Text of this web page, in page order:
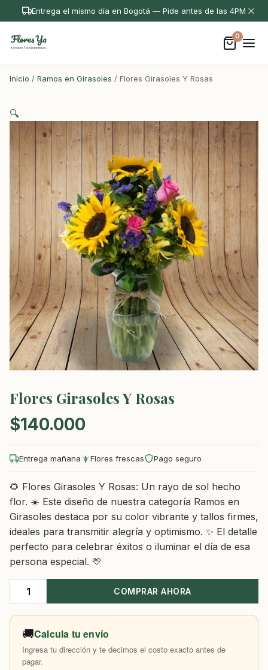
Entrega el mismo día en Bogotá — Pide antes de las 4PM
0
Inicio / Ramos en Girasoles / Flores Girasoles Y Rosas
🔍
Flores Girasoles Y Rosas
$140.000
Entrega mañana Flores frescas Pago seguro
🌻 Flores Girasoles Y Rosas: Un rayo de sol hecho
flor. ☀️ Este diseño de nuestra categoría Ramos en
Girasoles destaca por su color vibrante y tallos firmes,
ideales para transmitir alegría y optimismo. ✨ El detalle
perfecto para celebrar éxitos o iluminar el día de esa
persona especial. 💛
Flores
Girasoles
cantidad
COMPRAR AHORA
🚚Calcula tu envío
Ingresa tu dirección y te decimos el costo exacto antes de
pagar.